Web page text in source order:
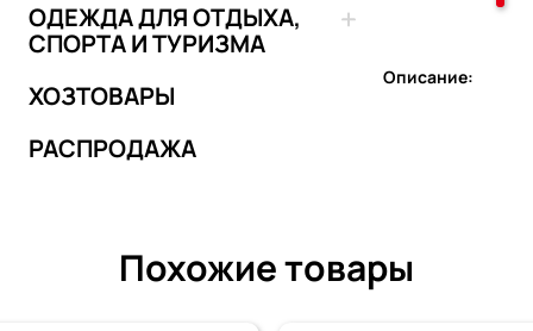
ОДЕЖДА ДЛЯ ОТДЫХА,
СПОРТА И ТУРИЗМА
ХОЗТОВАРЫ
РАСПРОДАЖА
Описание:
Похожие товары